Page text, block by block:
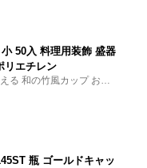
50入 料理用装飾 盛器
リエチレン
る 和の竹風カップ おせち
瓶 ゴールドキャッ